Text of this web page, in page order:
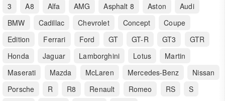
3 A8 Alfa AMG Asphalt 8 Aston
Audi
BMW
Cadillac Chevrolet Concept
Coupe
Edition
Ferrari Ford GT GT-R GT3
GTR
Honda
Jaguar Lamborghini Lotus
Martin
Maserati
Mazda McLaren Mercedes-Benz
Nissan
Porsche
R R8 Renault Romeo RS
S